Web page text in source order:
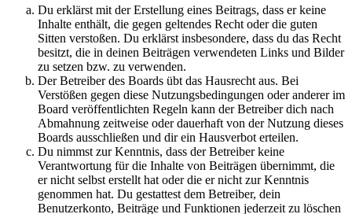
Du erklärst mit der Erstellung eines Beitrags, dass er keine
Inhalte enthält, die gegen geltendes Recht oder die guten
Sitten verstoßen. Du erklärst insbesondere, dass du das Recht
besitzt, die in deinen Beiträgen verwendeten Links und Bilder
zu setzen bzw. zu verwenden.
Der Betreiber des Boards übt das Hausrecht aus. Bei
Verstößen gegen diese Nutzungsbedingungen oder anderer im
Board veröffentlichten Regeln kann der Betreiber dich nach
Abmahnung zeitweise oder dauerhaft von der Nutzung dieses
Boards ausschließen und dir ein Hausverbot erteilen.
Du nimmst zur Kenntnis, dass der Betreiber keine
Verantwortung für die Inhalte von Beiträgen übernimmt, die
er nicht selbst erstellt hat oder die er nicht zur Kenntnis
genommen hat. Du gestattest dem Betreiber, dein
Benutzerkonto, Beiträge und Funktionen jederzeit zu löschen